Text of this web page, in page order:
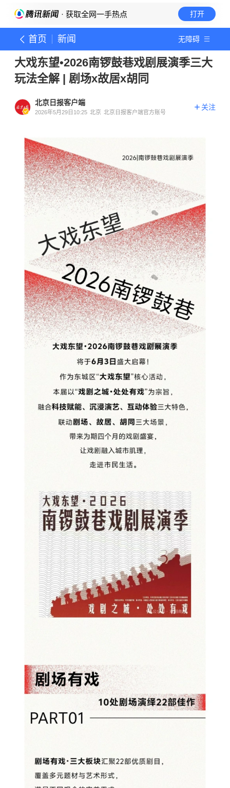
· 获取全网一手热点 打开
首页 新闻 无障碍
大戏东望•2026南锣鼓巷戏剧展演季三大
玩法全解 | 剧场x故居x胡同
北京日报客户端
2026年5月29日10:25 北京 北京日报客户端官方账号
关注